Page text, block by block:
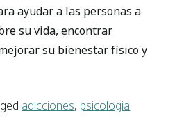
ayudar a las personas a
su vida, encontrar
su bienestar físico y
adicciones, psicologia